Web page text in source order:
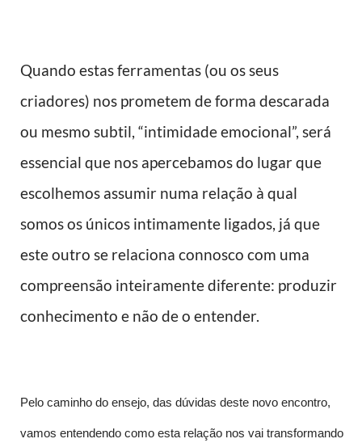
Quando estas ferramentas (ou os seus
criadores) nos prometem de forma descarada
ou mesmo subtil, “intimidade emocional”, será
essencial que nos apercebamos do lugar que
escolhemos assumir numa relação à qual
somos os únicos intimamente ligados, já que
este outro se relaciona connosco com uma
compreensão inteiramente diferente: produzir
conhecimento e não de o entender.
Pelo caminho do ensejo, das dúvidas deste novo encontro,
vamos entendendo como esta relação nos vai transformando